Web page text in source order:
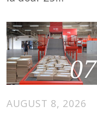
07
AUGUST 8, 2026